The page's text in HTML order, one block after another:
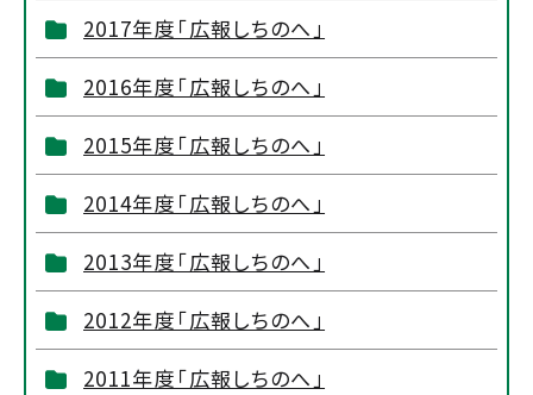
2017年度「広報しちのへ」
2016年度「広報しちのへ」
2015年度「広報しちのへ」
2014年度「広報しちのへ」
2013年度「広報しちのへ」
2012年度「広報しちのへ」
2011年度「広報しちのへ」